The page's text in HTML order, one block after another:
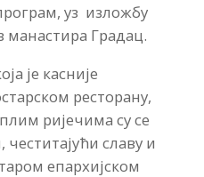
уз изложбу
манастира Градац.
је касније
ресторану,
ријечима су се
славу и
епархијском